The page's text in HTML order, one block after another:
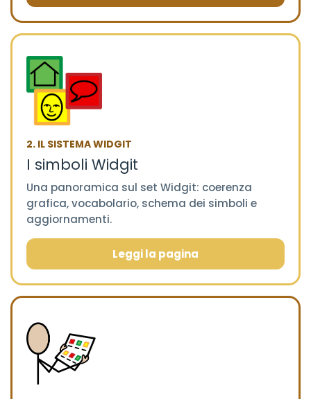
2. IL SISTEMA WIDGIT
I simboli Widgit
Una panoramica sul set Widgit: coerenza
grafica, vocabolario, schema dei simboli e
aggiornamenti.
Leggi la pagina